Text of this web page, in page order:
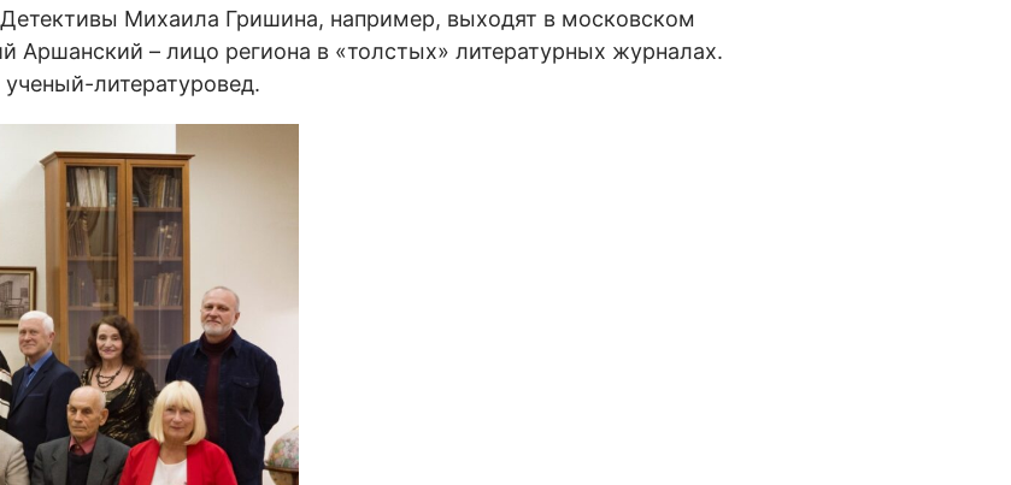
Михаила Гришина, например, выходят в московском
Аршанский – лицо региона в «толстых» литературных журналах.
литературовед.